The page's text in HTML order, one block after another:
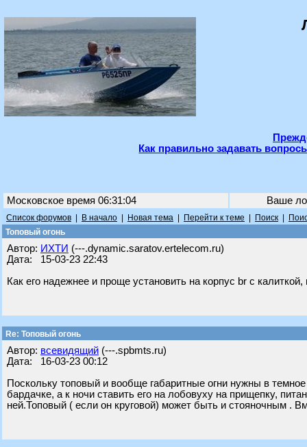
Как правильно задавать
Московское время 06:31:04 Ваше
Список форумов В начало Новая тема Перейти к теме Поиск
Топовый огонь
Автор: ИХТИ (---.dynamic.saratov.ertelecom.ru)
Дата: 15-03-23 22:43
Как его надежнее и проще установить на корпус br с
Re: Топовый огонь
Автор: всевидящий (---.spbmts.ru)
Дата: 16-03-23 00:12
Поскольку топовый и вообще габаритные огни нужны в
бардачке, а к ночи ставить его на лобовуху на прищепку,
ней.Топовый ( если он круговой) может быть и стояночным .